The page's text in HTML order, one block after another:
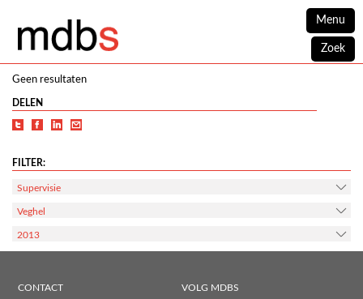
Menu
Zoek
Geen resultaten
DELEN
FILTER:
Supervisie
Veghel
2013
CONTACT VOLG MDBS